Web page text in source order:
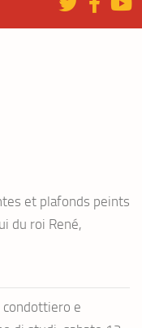
et plafonds peints
du roi René,
condottiero e